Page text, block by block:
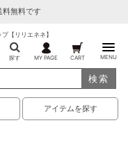
料無料です
【リリエネネ】
探す MY PAGE CART MENU
検索
アイテムを探す